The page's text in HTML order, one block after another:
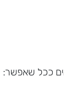
ככל שאפשר: